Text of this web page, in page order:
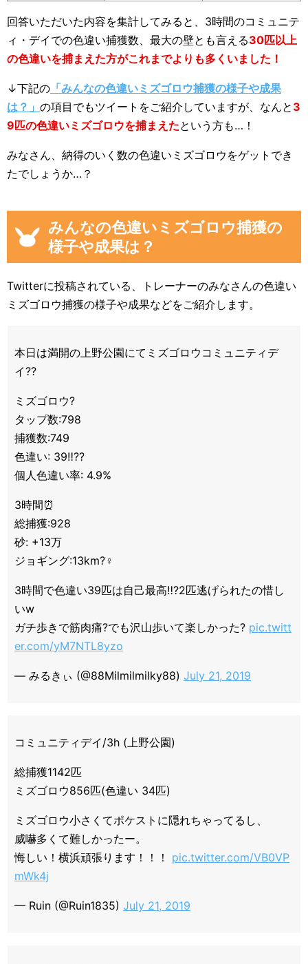
回答いただいた内容を集計してみると、3時間のコミュニテ
ィ・デイでの色違い捕獲数、最大の壁とも言える30匹以上
の色違いを捕まえた方がこれまでよりも多くいました！
↓下記の 「みんなの色違いミズゴロウ捕獲の様子や成果
は？」 の項目でもツイートをご紹介していますが、なんと 3
9匹の色違いミズゴロウを捕まえたという方も…！
みなさん、納得のいく数の色違いミズゴロウをゲットでき
たでしょうか…？
みんなの色違いミズゴロウ捕獲の
様子や成果は？
Twitterに投稿されている、トレーナーのみなさんの色違い
ミズゴロウ捕獲の様子や成果などをご紹介します。
本日は満開の上野公園にてミズゴロウコミュニティデ
イ??
ミズゴロウ?
タップ数:798
捕獲数:749
色違い: 39‼️?️?
個人色違い率: 4.9%
3時間⏰
総捕獲:928
砂: +13万
ジョギング:13km?‍♀️
3時間で色違い39匹は自己最高‼️?2匹逃げられたの惜し
いw
ガチ歩きで筋肉痛?でも沢山歩いて楽しかった? pic.twitt
er.com/yM7NTL8yzo
— みるきぃ (@88Milmilmilky88) July 21, 2019
コミュニティデイ/3h (上野公園)
総捕獲1142匹
ミズゴロウ856匹(色違い 34匹)
ミズゴロウ小さくてポケストに隠れちゃってるし、
威嚇多くて難しかったー。
悔しい！横浜頑張ります！！！ pic.twitter.com/VB0VP
mWk4j
— Ruin (@Ruin1835) July 21, 2019